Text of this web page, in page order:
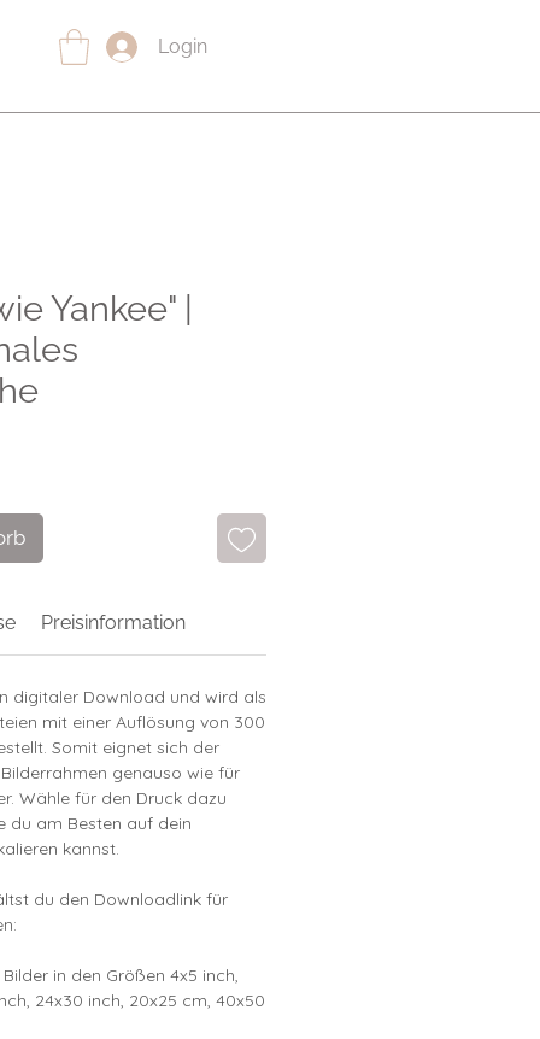
Login
Yankee" |
Preisinformation
digitaler Download und wird als
mit einer Auflösung von 300
Somit eignet sich der
genauso wie für
Wähle für den Druck dazu
du am Besten auf dein
kannst.
du den Downloadlink für
in den Größen 4x5 inch,
24x30 inch, 20x25 cm, 40x50